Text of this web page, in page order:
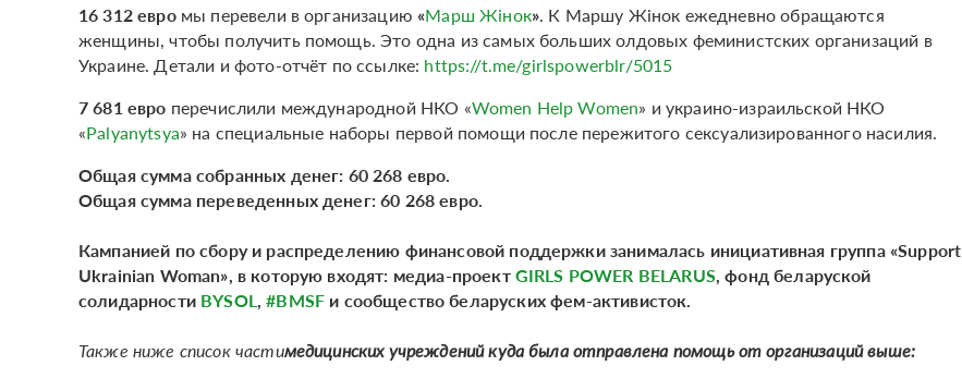
16 312 евромы перевели в организацию «Марш Жінок». К Маршу Жінок ежедневно обращаются
женщины, чтобы получить помощь. Это одна из самых больших олдовых феминистских организаций в
Украине. Детали и фото-отчёт по ссылке: https://t.me/girlspowerblr/5015
7 681 евро перечислили международной НКО «Women Help Women» и украино-израильской НКО
«Palyanytsya» на специальные наборы первой помощи после пережитого сексуализированного насилия.
Общая сумма собранных денег: 60 268 евро.
Общая сумма переведенных денег: 60 268 евро.
Кампанией по сбору и распределению финансовой поддержки занималась инициативная группа «Support
Ukrainian Woman», в которую входят: медиа-проектGIRLS POWER BELARUS, фонд беларуской
солидарности BYSOL, #BMSF и сообщество беларуских фем-активисток.
Также ниже список частимедицинских учреждений куда была отправлена помощь от организаций выше: